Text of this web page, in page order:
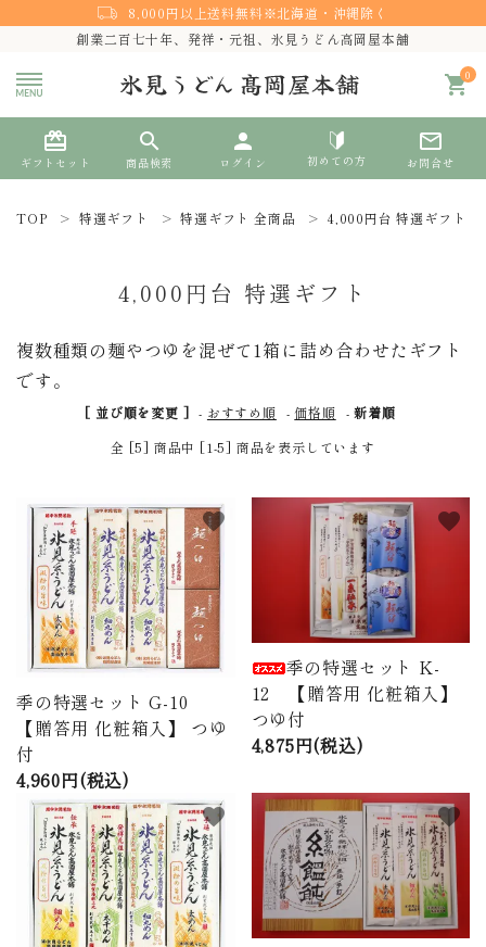
8,000円以上送料無料※北海道・沖縄除く
創業二百七十年、発祥・元祖、氷見うどん高岡屋本舗
0
shopping_cart
card_giftcard
ギフトセット
search
商品検索
person
ログイン 初めての方
mail_outline
お問合せ
ACCOUNT MENU
ようこそ ゲスト 様
person 新規会員登録
商品から探す
価格から探す
ご利用ガイド
プライバシーポリシー
特定商取引法について
お問い合わせ
ページ一覧
TOP 特選ギフト 特選ギフト 全商品 4,000円台 特選ギフト
4,000円台 特選ギフト
複数種類の麺やつゆを混ぜて1箱に詰め合わせたギフト
です。
[ 並び順を変更 ] - おすすめ順 -価格順 -新着順
全 [5] 商品中 [1-5] 商品を表示しています
季の特選セット G-10
【贈答用 化粧箱入】 つゆ
付
4,960円(税込)
favorite
季の特選セット K-
12 【贈答用 化粧箱入】
つゆ付
4,875円(税込)
favorite
favorite favorite